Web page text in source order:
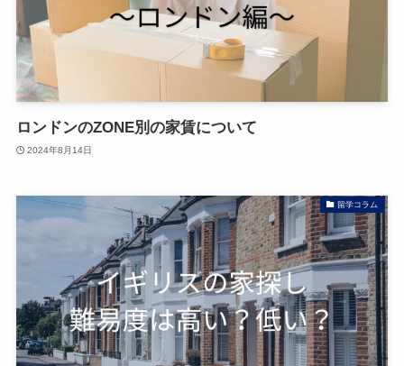
ロンドンのZONE別の家賃について
2024年8月14日
留学コラム